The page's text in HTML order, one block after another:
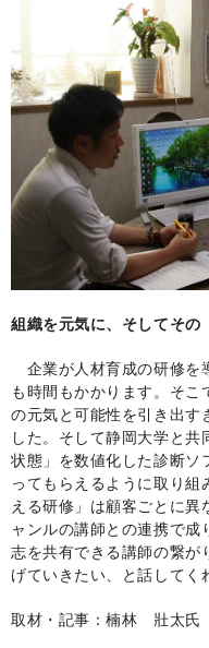
組織を元気に、そしてその
企業が人材育成の研修を
も時間もかかります。そ
の元気と可能性を引き出す
した。そして静岡大学と
状態」を数値化した診断ソ
ってもらえるように取り
える研修」は顧客ごとに
ャンルの講師との連携で成
志を共有できる講師の繋が
げていきたい、と話してく
取材・記事：楠林 壯太氏